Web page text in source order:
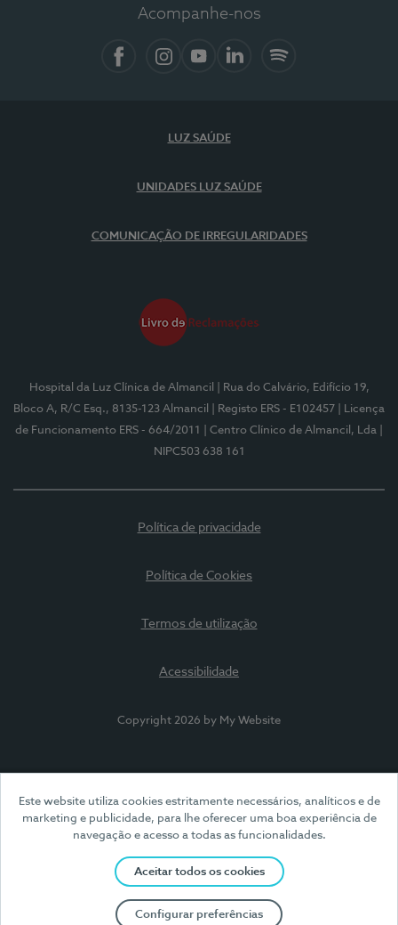
Este website utiliza cookies estritamente necessários, analíticos e de
marketing e publicidade, para lhe oferecer uma boa experiência de
navegação e acesso a todas as funcionalidades.
Aceitar todos os cookies
Configurar preferências
Acompanhe-nos
LUZ SAÚDE
UNIDADES LUZ SAÚDE
COMUNICAÇÃO DE IRREGULARIDADES
Hospital da Luz Clínica de Almancil
| Rua do Calvário, Edifício 19,
Bloco A, R/C Esq., 8135-123 Almancil
| Registo ERS - E102457
| Licença
de Funcionamento ERS - 664/2011
| Centro Clínico de Almancil, Lda
NIPC503 638 161
Política de privacidade
Política de Cookies
Termos de utilização
Acessibilidade
Copyright 2026 by My Website